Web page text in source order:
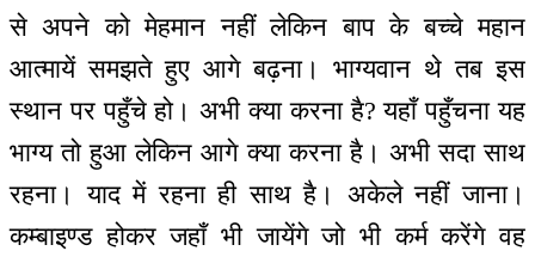
से अपने को मेहमान नहीं लेकिन बाप के बच्चे महान
आत्मायें समझते हुए आगे बढ़ना। भाग्यवान थे तब इस
स्थान पर पहुँचे हो। अभी क्या करना है? यहाँ पहुँचना यह
भाग्य तो हुआ लेकिन आगे क्या करना है। अभी सदा साथ
रहना। याद में रहना ही साथ है। अकेले नहीं जाना।
कम्बाइण्ड होकर जहाँ भी जायेंगे जो भी कर्म करेंगे वह